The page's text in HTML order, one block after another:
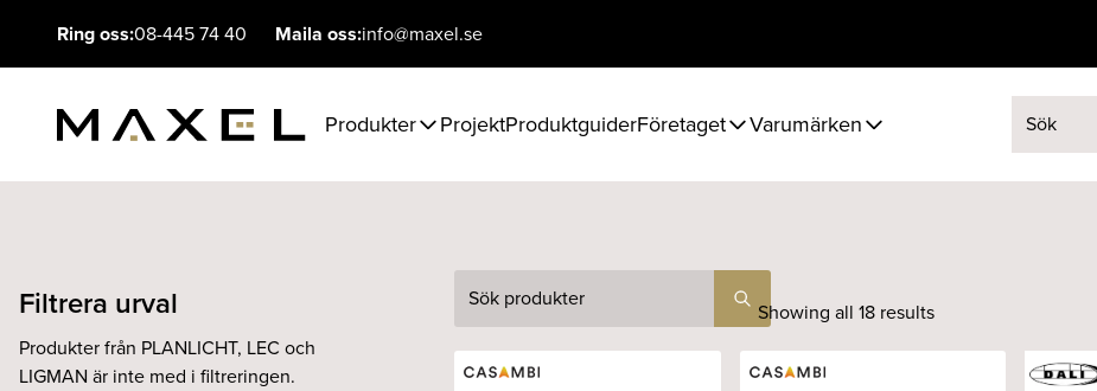
Ring oss:08-445 74 40 Maila oss:info@maxel.se
Produkter ProjektProduktguiderFöretaget Varumärken Sök efter:
Filtrera urval
Produkter från PLANLICHT, LEC och
LIGMAN är inte med i filtreringen.
Sök Showing all 18 results